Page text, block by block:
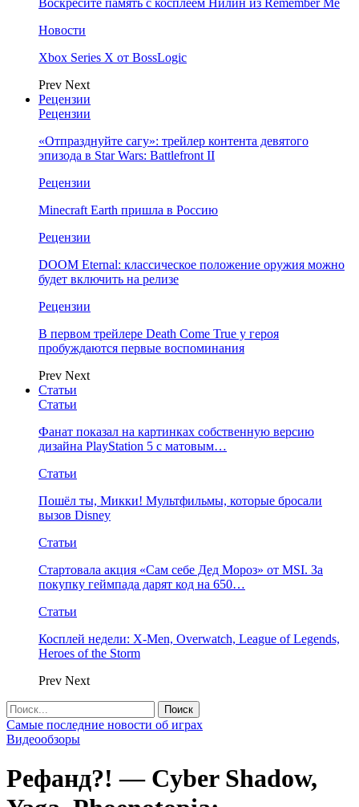
Воскресите память с косплеем Нилин из Remember Me
Новости
Xbox Series X от BossLogic
Prev Next
Рецензии
Рецензии
«Отпразднуйте сагу»: трейлер контента девятого
эпизода в Star Wars: Battlefront II
Рецензии
Minecraft Earth пришла в Россию
Рецензии
DOOM Eternal: классическое положение оружия можно
будет включить на релизе
Рецензии
В первом трейлере Death Come True у героя
пробуждаются первые воспоминания
Prev Next
Статьи
Статьи
Фанат показал на картинках собственную версию
дизайна PlayStation 5 с матовым…
Статьи
Пошёл ты, Микки! Мультфильмы, которые бросали
вызов Disney
Статьи
Стартовала акция «Сам себе Дед Мороз» от MSI. За
покупку геймпада дарят код на 650…
Статьи
Косплей недели: X-Men, Overwatch, League of Legends,
Heroes of the Storm
Prev Next
Самые последние новости об играх
Видеообзоры
Рефанд?! — Cyber Shadow,